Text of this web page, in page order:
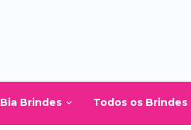
Bia Brindes Todos os Brindes